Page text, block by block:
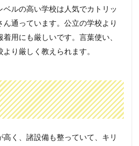
ベルの高い学校は人気でカトリッ
ん通っています。公立の学校より
用にも厳しいです。言葉使い、
り厳しく教えられます。
く、諸設備も整っていて、キリ